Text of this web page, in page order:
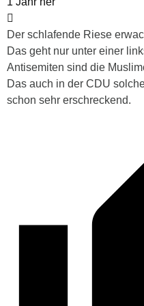
Der schlafende Riese
Das geht nur unter einer
Antisemiten sind die
Das auch in der CDU
schon sehr erschreckend.